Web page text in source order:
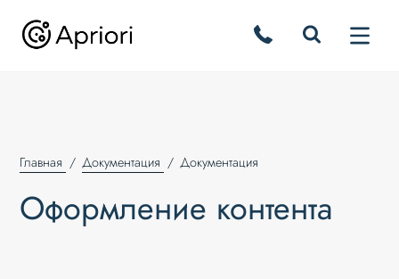
Главная Документация Документация
Оформление контента